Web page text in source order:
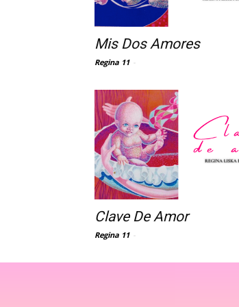
Mis Dos Amores
Regina 11
Clave De Amor
Regina 11